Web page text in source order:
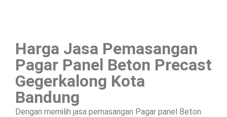
Harga Jasa Pemasangan
Pagar Panel Beton Precast
Gegerkalong Kota
Bandung
Dengan memilih jasa pemasangan Pagar panel Beton